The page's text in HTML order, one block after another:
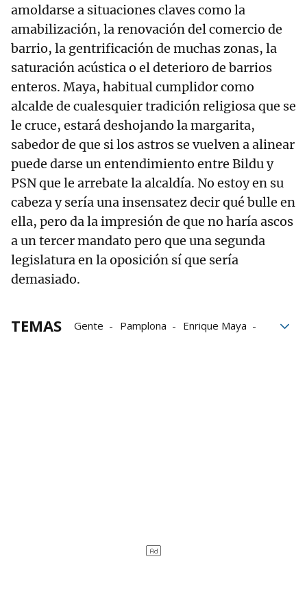
amoldarse a situaciones claves como la
amabilización, la renovación del comercio de
barrio, la gentrificación de muchas zonas, la
saturación acústica o el deterioro de barrios
enteros. Maya, habitual cumplidor como
alcalde de cualesquier tradición religiosa que se
le cruce, estará deshojando la margarita,
sabedor de que si los astros se vuelven a alinear
puede darse un entendimiento entre Bildu y
PSN que le arrebate la alcaldía. No estoy en su
cabeza y sería una insensatez decir qué bulle en
ella, pero da la impresión de que no haría ascos
a un tercer mandato pero que una segunda
legislatura en la oposición sí que sería
demasiado.
TEMAS Gente Pamplona
Enrique Maya